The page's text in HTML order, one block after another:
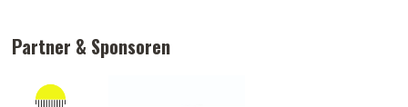
Partner & Sponsoren